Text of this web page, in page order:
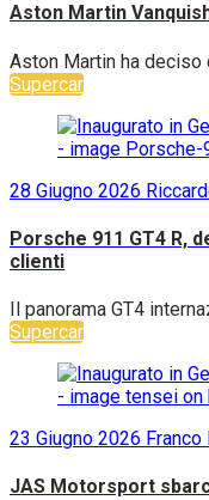
Aston Martin
Aston Martin ha deciso
Supercar
28 Giugno 2026
Porsche 911 GT4 R,
clienti
Il panorama GT4
Supercar
23 Giugno 2026
JAS Motorsport